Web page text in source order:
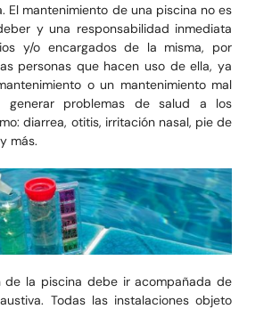
El mantenimiento de una piscina no es
y una responsabilidad inmediata
y/o encargados de la misma, por
personas que hacen uso de ella, ya
o un mantenimiento mal
generar problemas de salud a los
diarrea, otitis, irritación nasal, pie de
más.
de la piscina debe ir acompañada de
Todas las instalaciones objeto